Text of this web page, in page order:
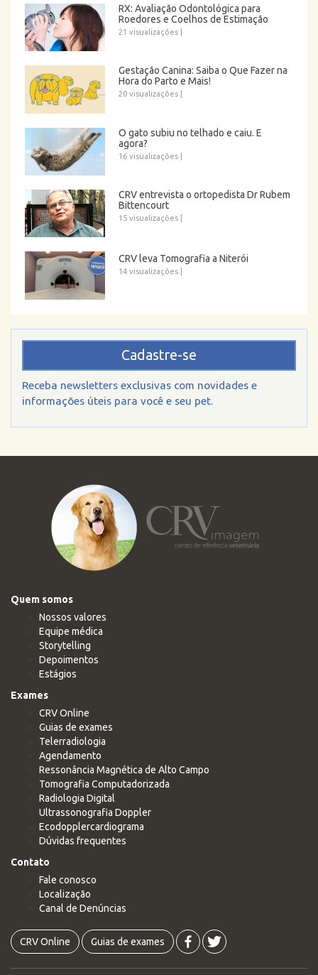
RX: Avaliação Odontológica para
Roedores e Coelhos de Estimação
21 visualizações
Gestação Canina: Saiba o Que Fazer na
Hora do Parto e Mais!
20 visualizações
O gato subiu no telhado e caiu. E
agora?
16 visualizações
CRV entrevista o ortopedista Dr Rubem
Bittencourt
15 visualizações
CRV leva Tomografia a Niterói
14 visualizações
Cadastre-se
Receba newsletters exclusivas com novidades e
informações úteis para você e seu pet.
Quem somos
Nossos valores
Equipe médica
Storytelling
Depoimentos
Estágios
Exames
CRV Online
Guias de exames
Telerradiologia
Agendamento
Ressonância Magnética de Alto Campo
Tomografia Computadorizada
Radiologia Digital
Ultrassonografia Doppler
Ecodopplercardiograma
Dúvidas frequentes
Contato
Fale conosco
Localização
Canal de Denúncias
CRV Online Guias de exames